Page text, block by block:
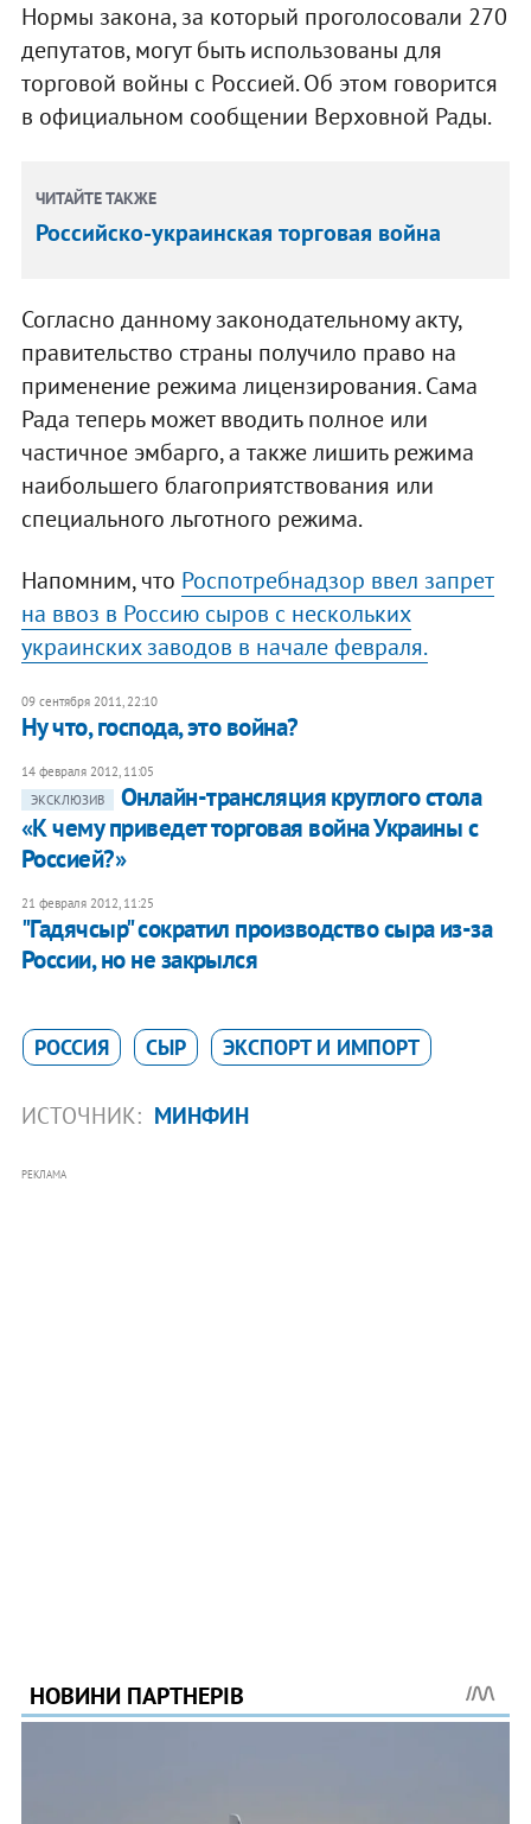
Нормы закона, за который проголосовали 270
депутатов, могут быть использованы для
торговой войны с Россией. Об этом говорится
в официальном сообщении Верховной Рады.
ЧИТАЙТЕ ТАКЖЕ
Российско-украинская торговая война
Согласно данному законодательному акту,
правительство страны получило право на
применение режима лицензирования. Сама
Рада теперь может вводить полное или
частичное эмбарго, а также лишить режима
наибольшего благоприятствования или
специального льготного режима.
Напомним, что Роспотребнадзор ввел запрет
на ввоз в Россию сыров с нескольких
украинских заводов в начале февраля.
09 сентября 2011, 22:10
Ну что, господа, это война?
14 февраля 2012, 11:05
ЭКСКЛЮЗИВ
Онлайн-трансляция круглого стола
«К чему приведет торговая война Украины с
Россией?»
21 февраля 2012, 11:25
"Гадячсыр" сократил производство сыра из-за
России, но не закрылся
РОССИЯ СЫР ЭКСПОРТ И ИМПОРТ
ИСТОЧНИК: МИНФИН
РЕКЛАМА